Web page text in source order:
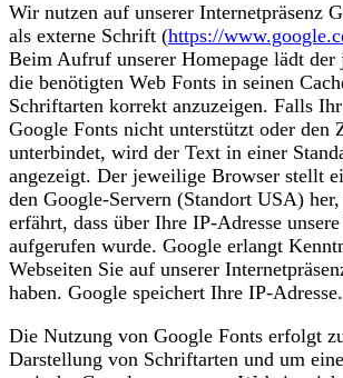
Wir nutzen auf unserer Internetpräsenz
als externe Schrift (https://
Beim Aufruf unserer Homepage lädt
die benötigten Web Fonts in seinen
Schriftarten korrekt anzuzeigen. Falls
Google Fonts nicht unterstützt oder den
unterbindet, wird der Text in einer
angezeigt. Der jeweilige Browser stellt
den Google-Servern (Standort USA)
erfährt, dass über Ihre IP-Adresse
aufgerufen wurde. Google erlangt
Webseiten Sie auf unserer
haben. Google speichert Ihre IP-Adresse.
Die Nutzung von Google Fonts erfolgt
Darstellung von Schriftarten und um